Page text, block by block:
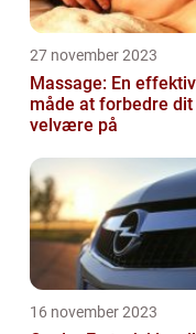
27 november 2023
Massage: En effektiv
måde at forbedre dit
velvære på
16 november 2023